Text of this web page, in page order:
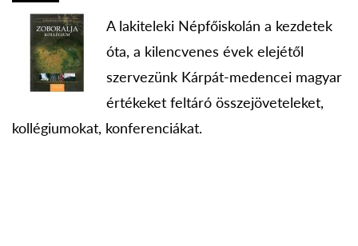
A lakiteleki Népfőiskolán a kezdetek
óta, a kilencvenes évek elejétől
szervezünk Kárpát-medencei magyar
értékeket feltáró összejöveteleket,
kollégiumokat, konferenciákat.